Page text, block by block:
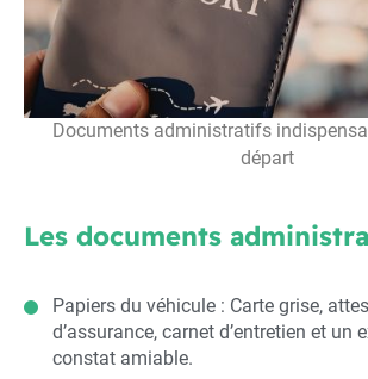
Les documents
Papiers du véhicule : Carte grise,
d’assurance, carnet d’entretien et un
constat amiable.
Documents administratifs
départ